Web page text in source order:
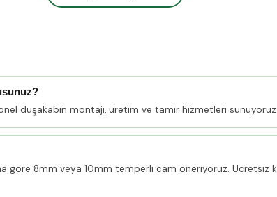
duşakabin montajı, üretim ve tamir hizmetleri sunuyoruz.
göre 8mm veya 10mm temperli cam öneriyoruz. Ücretsiz